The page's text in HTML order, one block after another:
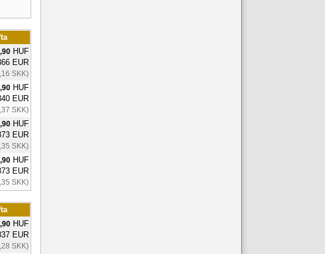
HUF
EUR
SKK)
HUF
EUR
SKK)
HUF
EUR
SKK)
HUF
EUR
SKK)
HUF
EUR
SKK)